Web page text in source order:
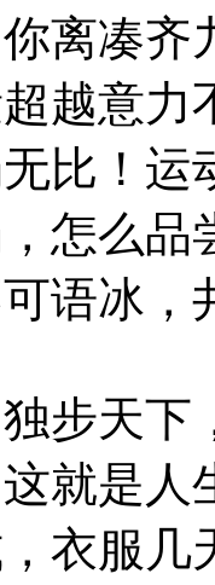
离凑齐
越意力
比！运
怎么
语冰，
天下
就是
衣服